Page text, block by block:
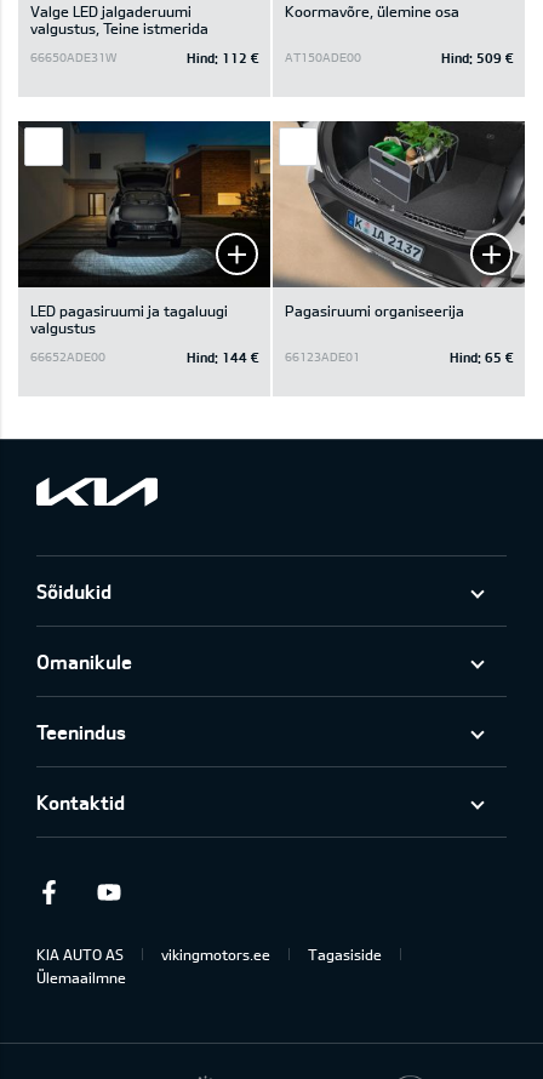
Valge LED jalgaderuumi
valgustus, Teine istmerida
66650ADE31W Hind: 112 €
Koormavõre, ülemine osa
AT150ADE00 Hind: 509 €
LED pagasiruumi ja tagaluugi
valgustus
66652ADE00 Hind: 144 €
Pagasiruumi organiseerija
66123ADE01 Hind: 65 €
Sõidukid
Omanikule
Teenindus
Kontaktid
Facebook
KIA AUTO AS vikingmotors.ee
Tagasiside
Ülemaailmne